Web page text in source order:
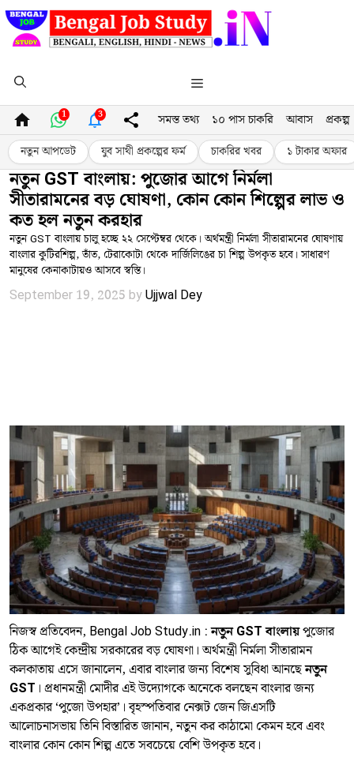
Skip
to
content
Menu
1 3 সমস্ত তথ্য ১০ পাস চাকরি আবাস প্রকল্প
নতুন আপডেট যুব সাথী প্রকল্পের ফর্ম চাকরির খবর ১ টাকার অফার
নতুন GST বাংলায়: পুজোর আগে নির্মলা
সীতারামনের বড় ঘোষণা, কোন কোন শিল্পের লাভ ও
কত হল নতুন করহার
নতুন GST বাংলায় চালু হচ্ছে ২২ সেপ্টেম্বর থেকে। অর্থমন্ত্রী নির্মলা সীতারামনের ঘোষণায়
বাংলার কুটিরশিল্প, তাঁত, টেরাকোটা থেকে দার্জিলিঙের চা শিল্প উপকৃত হবে। সাধারণ
মানুষের কেনাকাটায়ও আসবে স্বস্তি।
September 19, 2025 byUjjwal Dey
নিজস্ব প্রতিবেদন, Bengal Job Study.in :নতুন GST বাংলায়পুজোর
ঠিক আগেই কেন্দ্রীয় সরকারের বড় ঘোষণা। অর্থমন্ত্রী নির্মলা সীতারামন
কলকাতায় এসে জানালেন, এবার বাংলার জন্য বিশেষ সুবিধা আনছেনতুন
GST । প্রধানমন্ত্রী মোদীর এই উদ্যোগকে অনেকে বলছেন বাংলার জন্য
একপ্রকার ‘পুজো উপহার’। বৃহস্পতিবার নেক্সট জেন জিএসটি
আলোচনাসভায় তিনি বিস্তারিত জানান, নতুন কর কাঠামো কেমন হবে এবং
বাংলার কোন কোন শিল্প এতে সবচেয়ে বেশি উপকৃত হবে।